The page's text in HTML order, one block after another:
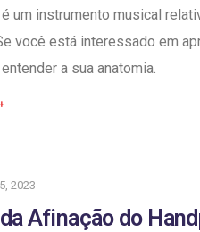
é um instrumento musical
você está interessado em
a sua anatomia.
2023
Afinação do